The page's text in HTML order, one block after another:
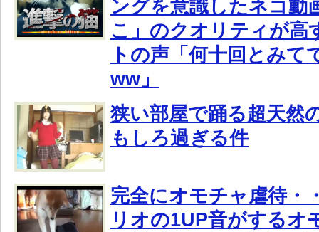
ングを意識したネコ動
こ」のクオリティが高
トの声「何十回とみて
ww」
狭い部屋で踊る超天然
もしろ過ぎる件
完全にオモチャ虐待・
リオの1UP音がするオ